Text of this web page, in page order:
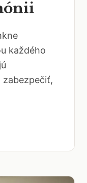
každého
zabezpečiť,